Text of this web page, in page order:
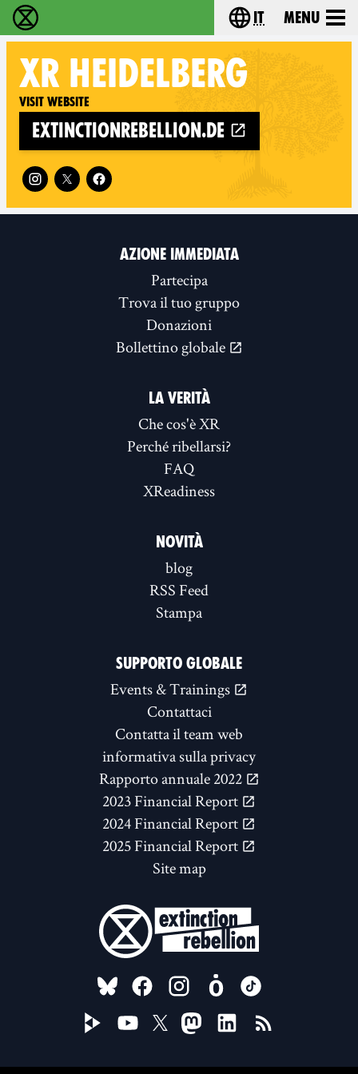
Extinction Rebellion - Home Choose your
it Menu
XR HEIDELBERG
Visit website
extinctionrebellion.de
Follow XR Heidelberg on
AZIONE IMMEDIATA
Partecipa
Trova il tuo gruppo
Donazioni
Bollettino globale
LA VERITÀ
Che cos'è XR
Perché ribellarsi?
FAQ
XReadiness
NOVITÀ
blog
RSS Feed
Stampa
SUPPORTO GLOBALE
Events & Trainings
Contattaci
Contatta il team web
informativa sulla privacy
Rapporto annuale 2022
2023 Financial Report
2024 Financial Report
2025 Financial Report
Site map
FOLLOW US ON